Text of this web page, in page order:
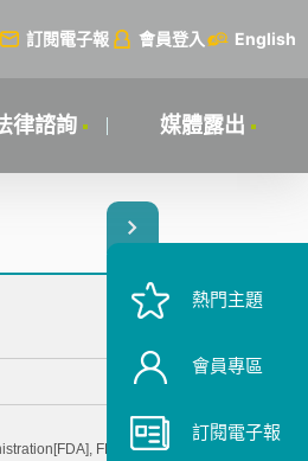
訂閱電子報 會員登入 English
律諮詢 媒體露出
FDA takes
熱門主題
會員專區
訂閱電子報